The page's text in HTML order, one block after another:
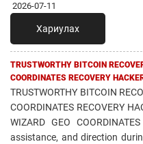
2026-07-11
Хариулах
TRUSTWORTHY BITCOIN
COORDINATES RECOVERY
TRUSTWORTHY BITCOIN
COORDINATES RECOVERY
WIZARD GEO
assistance, and direction